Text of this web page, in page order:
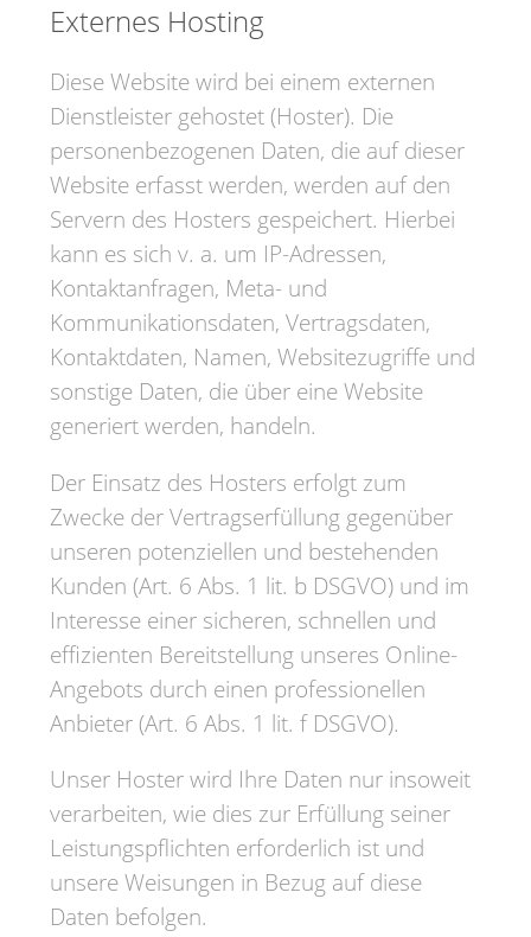
Externes Hosting
Diese Website wird bei einem externen
Dienstleister gehostet (Hoster). Die
personenbezogenen Daten, die auf dieser
Website erfasst werden, werden auf den
Servern des Hosters gespeichert. Hierbei
kann es sich v. a. um IP-Adressen,
Kontaktanfragen, Meta- und
Kommunikationsdaten, Vertragsdaten,
Kontaktdaten, Namen, Websitezugriffe und
sonstige Daten, die über eine Website
generiert werden, handeln.
Der Einsatz des Hosters erfolgt zum
Zwecke der Vertragserfüllung gegenüber
unseren potenziellen und bestehenden
Kunden (Art. 6 Abs. 1 lit. b DSGVO) und im
Interesse einer sicheren, schnellen und
effizienten Bereitstellung unseres Online-
Angebots durch einen professionellen
Anbieter (Art. 6 Abs. 1 lit. f DSGVO).
Unser Hoster wird Ihre Daten nur insoweit
verarbeiten, wie dies zur Erfüllung seiner
Leistungspflichten erforderlich ist und
unsere Weisungen in Bezug auf diese
Daten befolgen.